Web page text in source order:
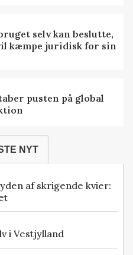
selv kan beslutte,
kæmpe juridisk for sin
pusten på global
NYT
af skrigende kvier:
i Vestjylland